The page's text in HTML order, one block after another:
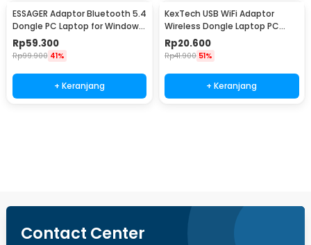
ESSAGER Adaptor Bluetooth 5.4
Dongle PC Laptop for Windows
8.1/10/11 - ES-BT16
Rp59.300
Rp99.900 41%
+ Keranjang
KexTech USB WiFi Adaptor
Wireless Dongle Laptop PC
150Mbps RTL8188 - CN-700
Rp20.600
Rp41.900 51%
+ Keranjang
Contact Center